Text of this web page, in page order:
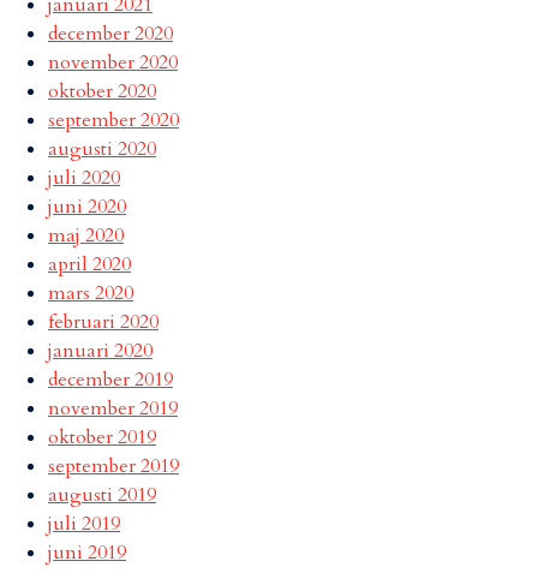
december 2020
november 2020
oktober 2020
september 2020
augusti 2020
juli 2020
juni 2020
maj 2020
april 2020
mars 2020
februari 2020
januari 2020
december 2019
november 2019
oktober 2019
september 2019
augusti 2019
juli 2019
juni 2019